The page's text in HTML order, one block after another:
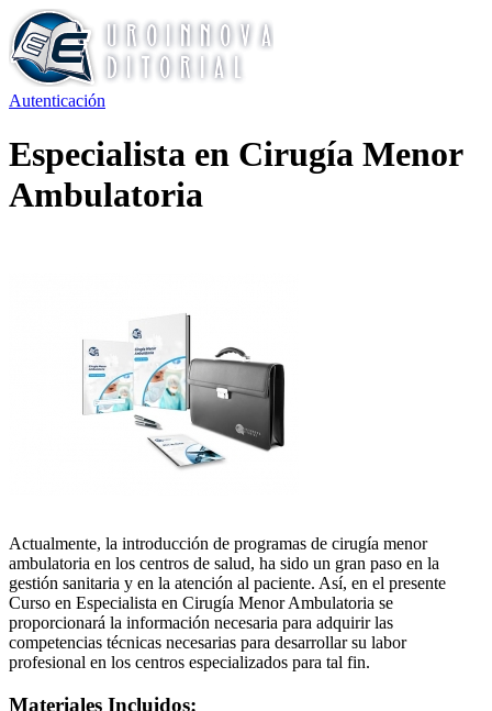
Autenticación
Especialista en Cirugía Menor
Ambulatoria
Actualmente, la introducción de programas de cirugía menor
ambulatoria en los centros de salud, ha sido un gran paso en la
gestión sanitaria y en la atención al paciente. Así, en el presente
Curso en Especialista en Cirugía Menor Ambulatoria se
proporcionará la información necesaria para adquirir las
competencias técnicas necesarias para desarrollar su labor
profesional en los centros especializados para tal fin.
Materiales Incluidos: